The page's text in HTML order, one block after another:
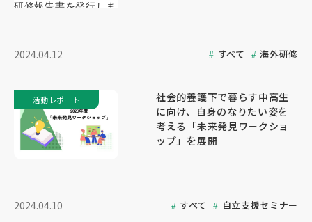
2024.04.12 すべて 海外研修
社会的養護下で暮らす中高生
に向け、自身のなりたい姿を
考える「未来発見ワークショ
ップ」を展開
2024.04.10 すべて 自立支援セミナー
活動レポート